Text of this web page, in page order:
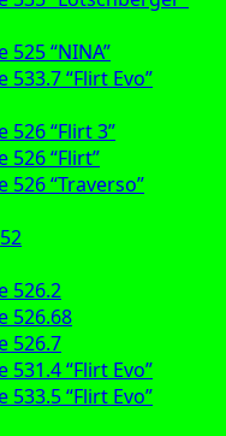
525 “NINA”
533.7 “Flirt Evo”
526 “Flirt 3”
526 “Flirt”
526 “Traverso”
526.2
526.68
526.7
531.4 “Flirt Evo”
533.5 “Flirt Evo”